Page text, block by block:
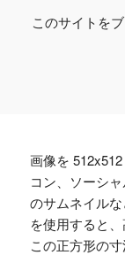
このサイトを
画像を
コン、ソーシ
のサムネイル
を使用すると
この正方形の